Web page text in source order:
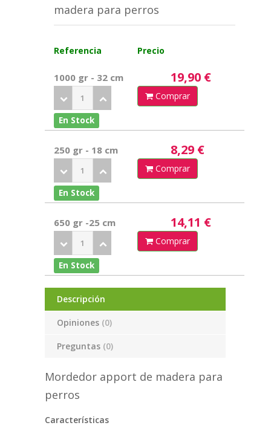
madera para perros
Referencia Precio
1000 gr - 32 cm 19,90 €
Comprar
En Stock
250 gr - 18 cm 8,29 €
Comprar
En Stock
650 gr -25 cm 14,11 €
Comprar
En Stock
Descripción
Opiniones (0)
Preguntas (0)
Mordedor apport de madera para
perros
Características